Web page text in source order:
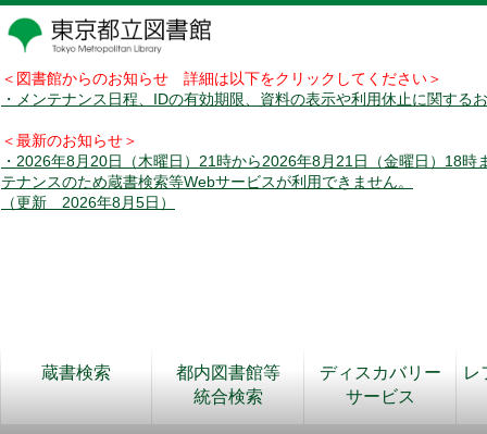
＜図書館からのお知らせ 詳細は以下をクリックしてください＞
・メンテナンス日程、IDの有効期限、資料の表示や利用休止に関する
＜最新のお知らせ＞
・2026年8月20日（木曜日）21時から2026年8月21日（金曜日）18時
テナンスのため蔵書検索等Webサービスが利用できません。
（更新 2026年8月5日）
蔵書検索
都内図書館等
統合検索
ディスカバリー
サービス
レ